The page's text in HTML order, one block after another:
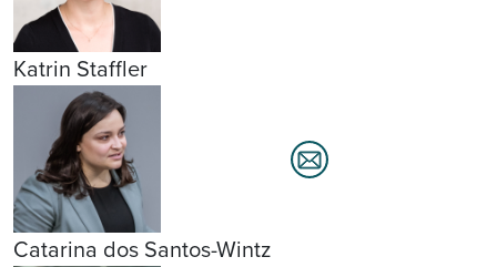
Katrin Staffler
Catarina dos Santos-Wintz